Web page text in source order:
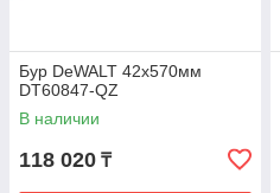
Бур DeWALT 42x570мм
DT60847-QZ
В наличии
118 020 ₸